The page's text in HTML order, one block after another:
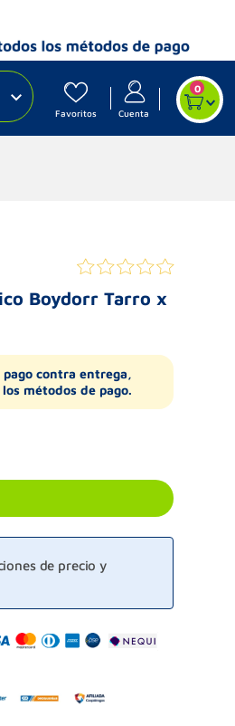
Favoritos Cuenta
0
Boydorr Tarro x
contra entrega,
métodos de pago.
de precio y